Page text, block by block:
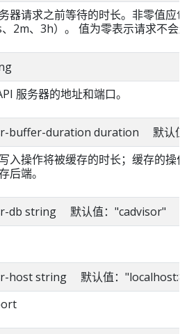
器请求之前等待的时长。非零值应包
2m、3h）。 值为零表示请求不会超
服务器的地址和端口。
buffer-duration duration 默认值
入操作将被缓存的时长；缓存的操作
后端。
db string 默认值："cadvisor"
host string 默认值：